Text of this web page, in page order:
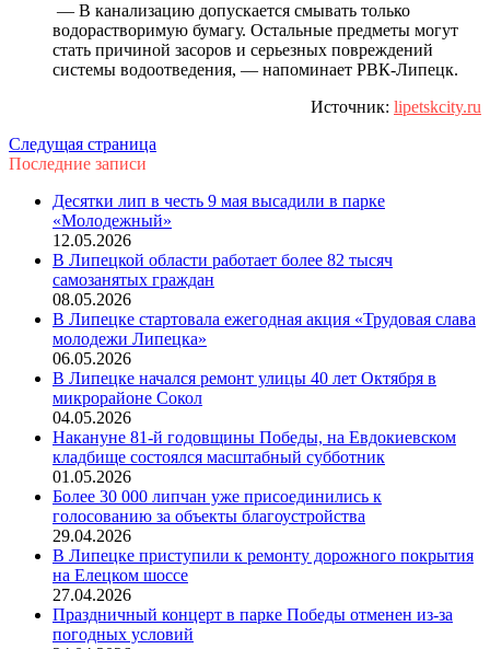
— В канализацию допускается смывать только
водорастворимую бумагу. Остальные предметы могут
стать причиной засоров и серьезных повреждений
системы водоотведения, — напоминает РВК-Липецк.
Источник: lipetskcity.ru
Следущая страница
Последние записи
Десятки лип в честь 9 мая высадили в парке
«Молодежный»
12.05.2026
В Липецкой области работает более 82 тысяч
самозанятых граждан
08.05.2026
В Липецке стартовала ежегодная акция «Трудовая слава
молодежи Липецка»
06.05.2026
В Липецке начался ремонт улицы 40 лет Октября в
микрорайоне Сокол
04.05.2026
Накануне 81-й годовщины Победы, на Евдокиевском
кладбище состоялся масштабный субботник
01.05.2026
Более 30 000 липчан уже присоединились к
голосованию за объекты благоустройства
29.04.2026
В Липецке приступили к ремонту дорожного покрытия
на Елецком шоссе
27.04.2026
Праздничный концерт в парке Победы отменен из-за
погодных условий